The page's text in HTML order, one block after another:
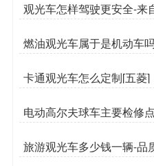
观光车怎样驾驶更安全-来
提醒[五菱]
燃油观光车属于是机动车
油车[五菱]
卡通观光车怎么定制[五菱]
电动高尔夫球车主要检修
夫球车维护[五菱]
旅游观光车多少钱一辆-品
菱]